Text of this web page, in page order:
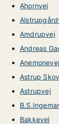
Ahornvej
Amdrupvej
Andreas
Anemonevej
Astrup
Astrupvej
Bakkevej